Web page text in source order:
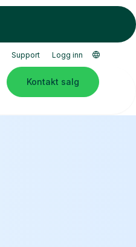
Support Logg inn
Kontakt salg